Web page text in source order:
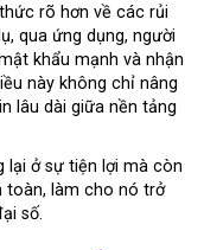
rõ hơn về các rủi
qua ứng dụng, người
khẩu mạnh và nhận
này không chỉ nâng
lâu dài giữa nền tảng
lại ở sự tiện lợi mà còn
toàn, làm cho nó trở
số.